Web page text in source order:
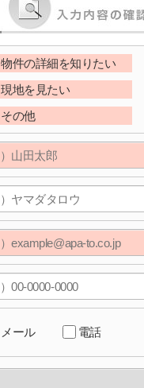
物件の詳細を知りたい
現地を見たい
その他
メール 電話